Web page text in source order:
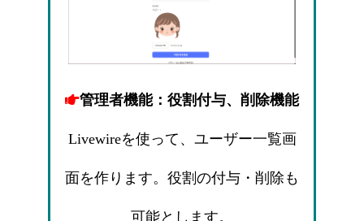
管理者機能：役割付与、削除機能
Livewireを使って、ユーザー一覧画
面を作ります。役割の付与・削除も
可能とします。